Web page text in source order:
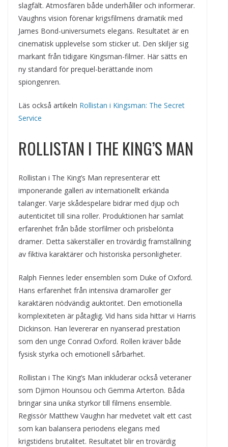
slagfält. Atmosfären både underhåller och informerar.
Vaughns vision förenar krigsfilmens dramatik med
James Bond-universumets elegans. Resultatet är en
cinematisk upplevelse som sticker ut. Den skiljer sig
markant från tidigare Kingsman-filmer. Här sätts en
ny standard för prequel-berättande inom
spiongenren.
Läs också artikeln Rollistan i Kingsman: The Secret
Service
ROLLISTAN I THE KING’S MAN
Rollistan i The King’s Man representerar ett
imponerande galleri av internationellt erkända
talanger. Varje skådespelare bidrar med djup och
autenticitet till sina roller. Produktionen har samlat
erfarenhet från både storfilmer och prisbelönta
dramer. Detta säkerställer en trovärdig framställning
av fiktiva karaktärer och historiska personligheter.
Ralph Fiennes leder ensemblen som Duke of Oxford.
Hans erfarenhet från intensiva dramaroller ger
karaktären nödvändig auktoritet. Den emotionella
komplexiteten är påtaglig. Vid hans sida hittar vi Harris
Dickinson. Han levererar en nyanserad prestation
som den unge Conrad Oxford. Rollen kräver både
fysisk styrka och emotionell sårbarhet.
Rollistan i The King’s Man inkluderar också veteraner
som Djimon Hounsou och Gemma Arterton. Båda
bringar sina unika styrkor till filmens ensemble.
Regissör Matthew Vaughn har medvetet valt ett cast
som kan balansera periodens elegans med
krigstidens brutalitet. Resultatet blir en trovärdig